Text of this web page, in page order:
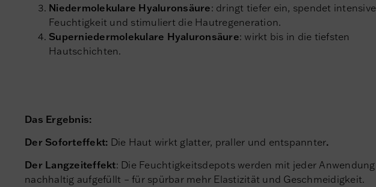
Niedermolekulare Hyaluronsäure: dringt tiefer ein, spendet intensive
Feuchtigkeit und stimuliert die Hautregeneration.
Superniedermolekulare Hyaluronsäure: wirkt bis in die tiefsten
Hautschichten.
Das Ergebnis:
Der Soforteffekt: Die Haut wirkt glatter, praller und entspannter.
Der Langzeiteffekt: Die Feuchtigkeitsdepots werden mit jeder Anwendung
nachhaltig aufgefüllt – für spürbar mehr Elastizität und Geschmeidigkeit.